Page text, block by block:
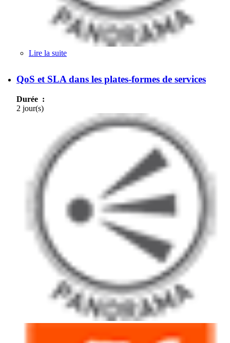
Lire la suite
QoS et SLA dans les plates-formes de services
Durée :
2 jour(s)